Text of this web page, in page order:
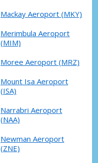
Mackay Aeroport (MKY)
Merimbula Aeroport
(MIM)
Moree Aeroport (MRZ)
Mount Isa Aeroport
(ISA)
Narrabri Aeroport
(NAA)
Newman Aeroport
(ZNE)